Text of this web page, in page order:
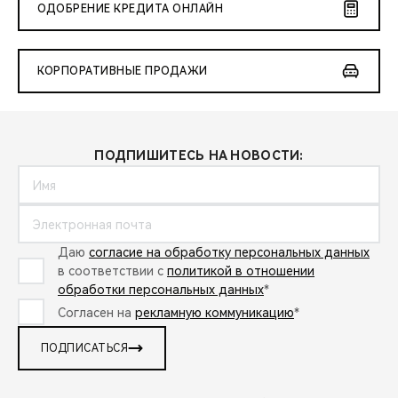
CHERY И СПОРТ
НАШИ МЕРОПРИЯТИЯ
CHERY ДЛЯ ДЕТЕЙ
ОДОБРЕНИЕ КРЕДИТА ОНЛАЙН
КОРПОРАТИВНЫЕ ПРОДАЖИ
ПОДПИШИТЕСЬ НА НОВОСТИ:
Даю согласие на обработку персональных данных
в соответствии с политикой в отношении
обработки персональных данных*
Согласен на рекламную коммуникацию*
ПОДПИСАТЬСЯ